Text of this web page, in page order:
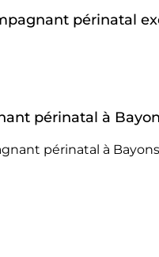
périnatal
périnatal à
périnatal à